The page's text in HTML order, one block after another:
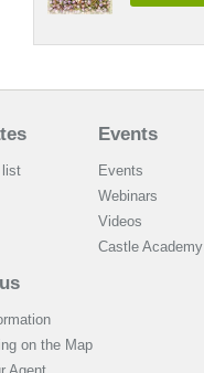
Events
Events
Webinars
Videos
Castle Academy
on the Map